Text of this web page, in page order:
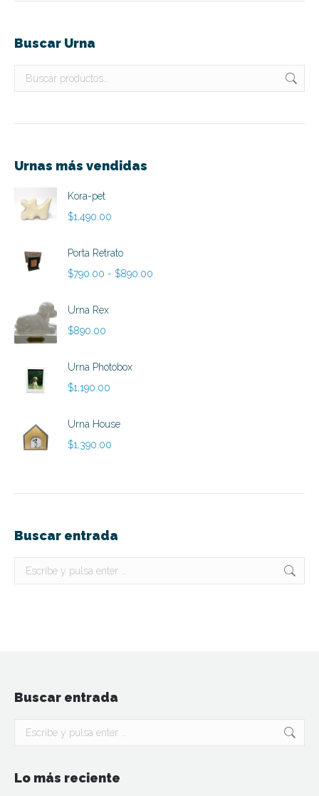
Buscar Urna
Urnas más vendidas
Kora-pet
$1,490.00
Porta Retrato
$790.00 - $890.00
Urna Rex
$890.00
Urna Photobox
$1,190.00
Urna House
$1,390.00
Buscar entrada
Buscar:
Buscar entrada
Buscar:
Lo más reciente